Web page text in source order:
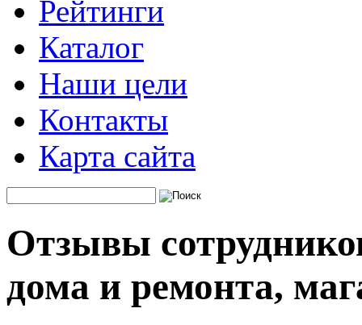
Рейтинги
Каталог
Наши цели
Контакты
Карта сайта
Отзывы
дома и ремонта,